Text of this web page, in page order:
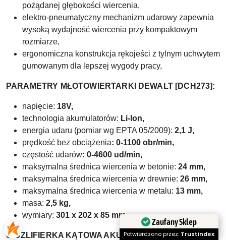
pożądanej głębokości wiercenia,
elektro-pneumatyczny mechanizm udarowy zapewnia
wysoką wydajność wiercenia przy kompaktowym
rozmiarze,
ergonomiczna konstrukcja rękojeści z tylnym uchwytem
gumowanym dla lepszej wygody pracy,
PARAMETRY MŁOTOWIERTARKI DEWALT [DCH273]:
napięcie: 18V,
technologia akumulatorów: Li-Ion,
energia udaru (pomiar wg EPTA 05/2009): 2,1 J,
prędkość bez obciążenia: 0-1100 obr/min,
częstość udarów: 0-4600 ud/min,
maksymalna średnica wiercenia w betonie: 24 mm,
maksymalna średnica wiercenia w drewnie: 26 mm,
maksymalna średnica wiercenia w metalu: 13 mm,
masa: 2,5 kg,
wymiary: 301 x 202 x 85 mm.
6. SZLIFIERKA KĄTOWA AKUMULATOROWA 18 V
Zaufany Sklep
Potwierdzono przez: Trustindex